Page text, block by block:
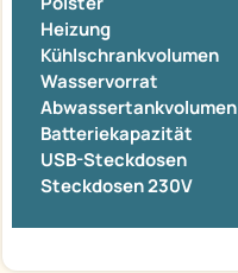
Heizung
Kühlschrankvolumen
Wasservorrat
Abwassertankvolumen
Batteriekapazität
USB-Steckdosen
Steckdosen 230V